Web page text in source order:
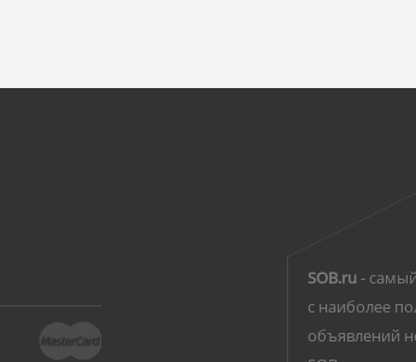
SOB.ru-
с наиболее
объявлений